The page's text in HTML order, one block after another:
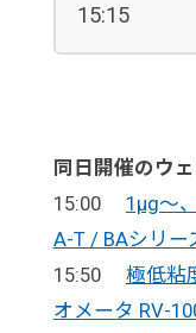
15:15
同日開催のウ
15:00 1μg～
A-T / BAシリー
15:50 極低粘
オメータ RV-